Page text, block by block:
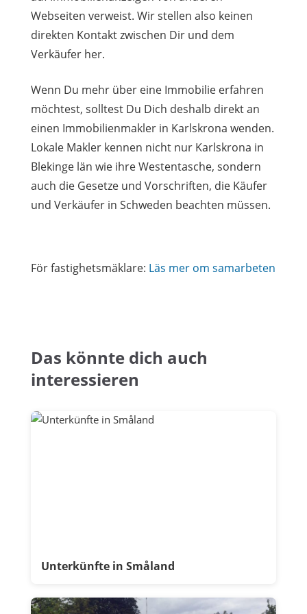
Webseiten verweist. Wir stellen also keinen
direkten Kontakt zwischen Dir und dem
Verkäufer her.
Wenn Du mehr über eine Immobilie erfahren
möchtest, solltest Du Dich deshalb direkt an
einen Immobilienmakler in Karlskrona wenden.
Lokale Makler kennen nicht nur Karlskrona in
Blekinge län wie ihre Westentasche, sondern
auch die Gesetze und Vorschriften, die Käufer
und Verkäufer in Schweden beachten müssen.
För fastighetsmäklare: Läs mer om samarbeten
Das könnte dich auch
interessieren
Unterkünfte in Småland